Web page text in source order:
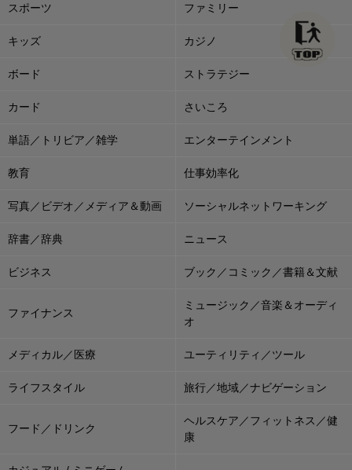
スポーツ ファミリー
キッズ カジノ
ボード ストラテジー
カード さいころ
単語／トリビア／雑学 エンターテインメント
教育 仕事効率化
写真／ビデオ／メディア＆動画 ソーシャルネットワーキング
辞書／辞典 ニュース
ビジネス ブック／コミック／書籍＆文献
ファイナンス
ミュージック／音楽＆オーディ
オ
メディカル／医療 ユーティリティ／ツール
ライフスタイル 旅行／地域／ナビゲーション
フード／ドリンク
ヘルスケア／フィットネス／健
康